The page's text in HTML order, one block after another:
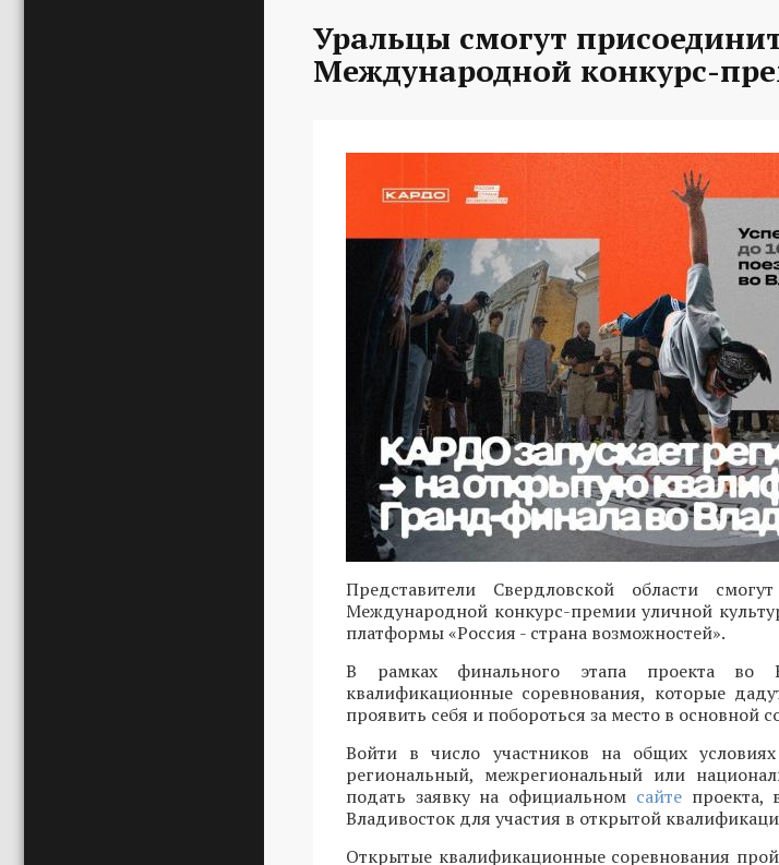
Уральцы смогут
Международной конкурс-
Представители Свердловской области
Международной конкурс-премии уличной
платформы «Россия - страна возможностей».
В рамках финального этапа проекта во
квалификационные соревнования, которые
проявить себя и побороться за место в основной
Войти в число участников на общих
региональный, межрегиональный или
подать заявку на официальном сайтепроекта,
Владивосток для участия в открытой
Открытые квалификационные соревнования